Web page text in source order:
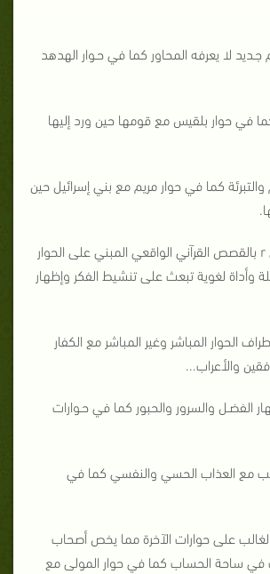
جـديد لا يعرفه المحاور كما في حـوار الهدهد
كما في حوار بلقيس مع قومها حين ورد إليها
والتبرئة كما في حوار مريم مع بني إسرائيل حين
31- مؤازرة النبي r بالقصص القرآني الواقعي المبني على الحوار
وأداة لغوية تبعث على تنشيط الفكر وإظهار
الحوار المباشر وغير المباشر مع الكفار
والأعراب...
الفضـل والسرور والحبور كما في حـوارات
مع العذاب الحسي والنفسي كما في
على حوارات الآخرة مما يخص أصحاب
في ساحة الحساب كما في حوار المولى مع